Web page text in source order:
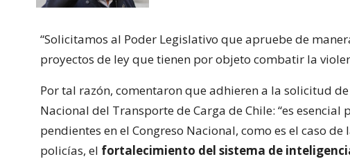
“Solicitamos al Poder Legislativo que apruebe de
proyectos de ley que tienen por objeto combatir la
Por tal razón, comentaron que adhieren a la solicitud
Nacional del Transporte de Carga de Chile: “es esencial
pendientes en el Congreso Nacional, como es el caso
policías, el fortalecimiento del sistema de